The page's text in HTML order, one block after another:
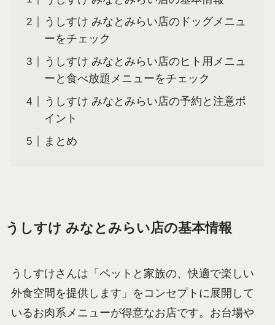
うしすけ みなとみらい店のドッグメニュ
ーをチェック
うしすけ みなとみらい店のヒト用メニュ
ーと食べ放題メニューをチェック
うしすけ みなとみらい店の予約と注意ポ
イント
まとめ
うしすけ みなとみらい店の基本情報
うしすけさんは「ペットと家族の、快適で楽しい
外食空間を提供します」をコンセプトに展開して
いるお肉系メニューが得意なお店です。お台場や